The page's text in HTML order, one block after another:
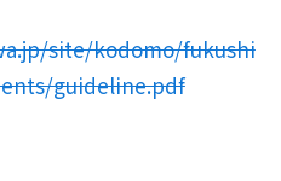
site/kodomo/fukushi
guideline.pdf